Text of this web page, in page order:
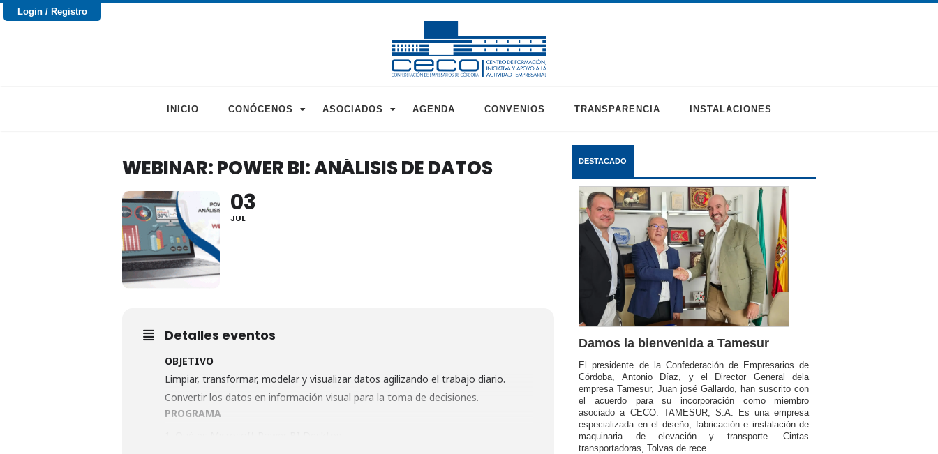
Login / Registro
INICIO CONÓCENOS ASOCIADOS AGENDA CONVENIOS TRANSPARENCIA INSTALACIONES
WEBINAR: POWER BI: ANÁLISIS DE DATOS
03
JUL
Detalles eventos
OBJETIVO
Limpiar, transformar, modelar y visualizar datos agilizando el trabajo diario.
Convertir los datos en información visual para la toma de decisiones.
PROGRAMA
DESTACADO
Damos la bienvenida a Tamesur
El presidente de la Confederación de Empresarios de
Córdoba, Antonio Díaz, y el Director General dela
empresa Tamesur, Juan josé Gallardo, han suscrito con
el acuerdo para su incorporación como miembro
asociado a CECO. TAMESUR, S.A. Es una empresa
especializada en el diseño, fabricación e instalación de
maquinaria de elevación y transporte. Cintas
transportadoras, Tolvas de rece...